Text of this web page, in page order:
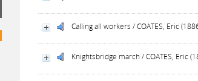
Calling all workers / COATES, Eric
Knightsbridge march / COATES, Eric